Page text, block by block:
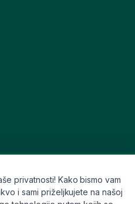
privatnosti! Kako bismo vam
i sami priželjkujete na našoj